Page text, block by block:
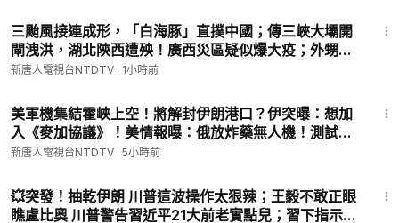
活動日期：3月28日-4月19日
活動範圍：活動期間購買任何普瑞堂商品可享受以下兩個優惠
(1)每滿500美元會送2棵原蔘，多買多送
蔘」
🔗點擊訂購👉🏻https://puritang.com📱輸入優惠碼 NTD999，即
可享受全球免費郵寄！
🍃WiseQuest 的明目冷敷眼貼，給眼周最自然的呵護
🔴點擊可購買👉https://zh.uhealthtoday.com/discount/NTD99
三颱風接連成形，「白海豚」直撲中國；傳三峽大壩開
閘洩洪，湖北陝西遭殃！廣西災區疑似爆大疫；外甥女
實名舉報舅舅？中共反腐再鬧笑話；央視自爆「翻
新唐人電視台NTDTV · 1小時前
美軍機集結霍峽上空！將解封伊朗港口？伊突曝：想加
入《麥加協議》！美情報曝：俄放炸藥無人機！測試北
約底線？中共「反腐先鋒」秒落馬！挪威碉堡驚藏中共
新唐人電視台NTDTV · 5小時前
💥突發！抽乾伊朗 川普這波操作太狠辣；王毅不敢正眼
瞧盧比奧 川普警告習近平21大前老實點兒；習下指示李